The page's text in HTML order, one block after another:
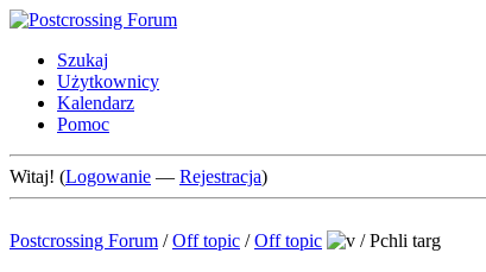
Szukaj
Użytkownicy
Kalendarz
Pomoc
Witaj! (Logowanie — Rejestracja)
Postcrossing Forum /Off topic /Off topic /Pchli targ